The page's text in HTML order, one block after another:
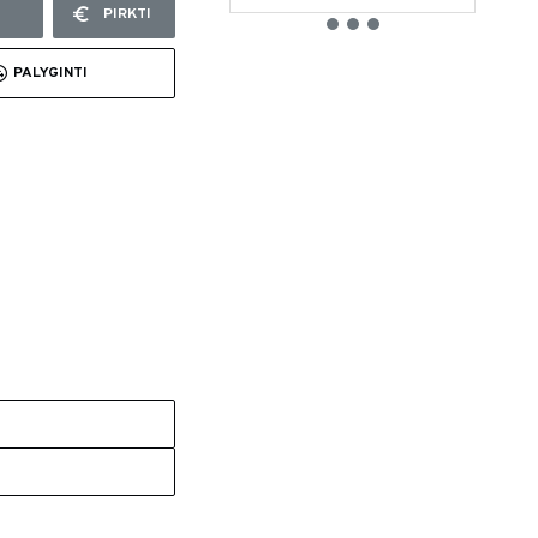
PIRKTI
PALYGINTI